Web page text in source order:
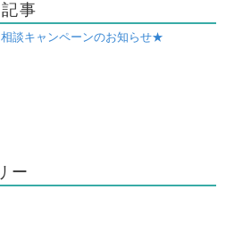
事
談キャンペーンのお知らせ★
ー